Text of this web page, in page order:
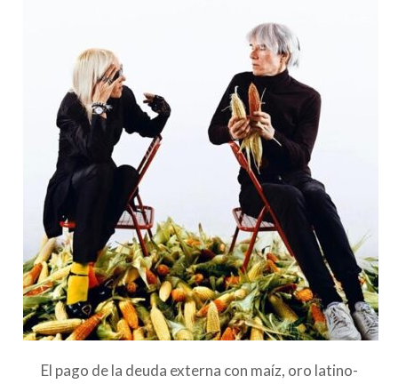
El pago de la deuda externa con maíz, oro latino-